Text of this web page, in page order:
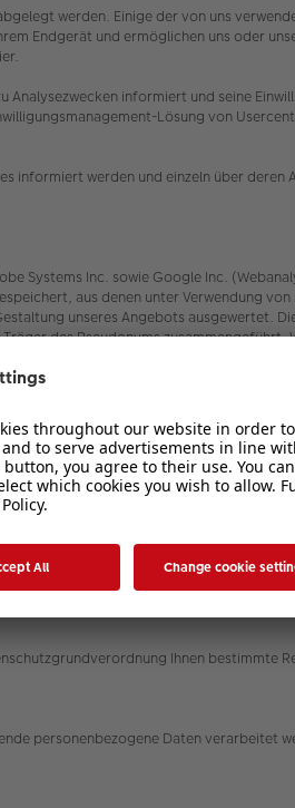
werden. Einige der von uns
Endgerät und ermöglichen uns oder
informiert und seine
Lösung von
informiert werden und einzeln über
Systems Inc. sowie Google Inc.
aus denen unter Verwendung
unseres Angebots ausgewertet.
des Pseudonyms
hier:
ein, um Ihre bei uns verwalteten
entsprechend der technologischen
Ihnen bestimmte
personenbezogene Daten verarbeitet